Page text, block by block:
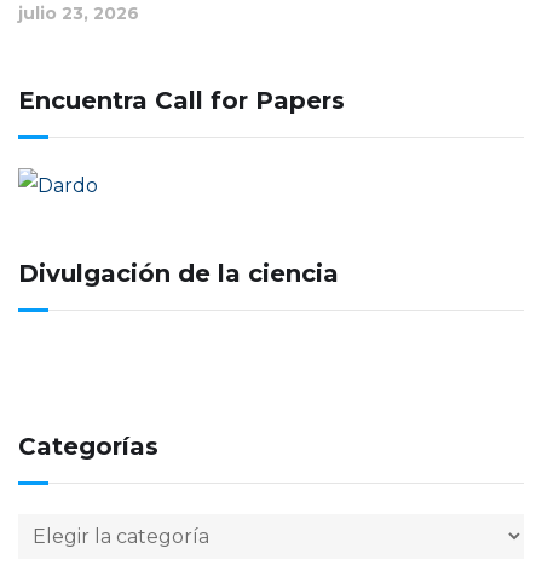
julio 23, 2026
Encuentra Call for Papers
Divulgación de la ciencia
Categorías